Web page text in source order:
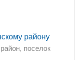
району
поселок